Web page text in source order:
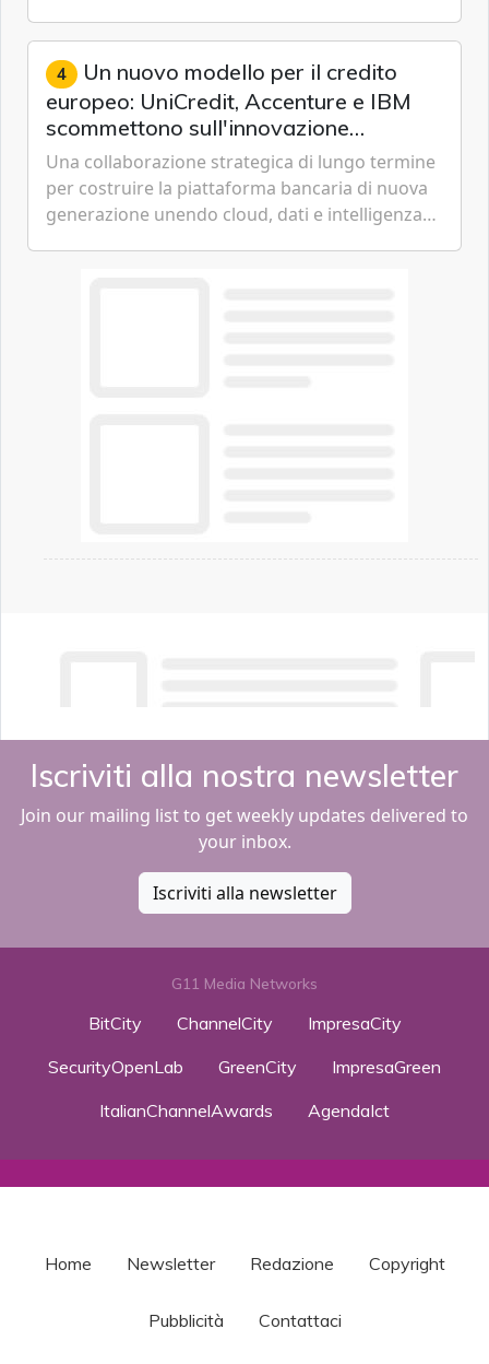
artificiale dell'azienda di Mark Zuckerberg.
4 Un nuovo modello per il credito
europeo: UniCredit, Accenture e IBM
scommettono sull'innovazione
tecnologica
Una collaborazione strategica di lungo termine
per costruire la piattaforma bancaria di nuova
generazione unendo cloud, dati e intelligenza
Iscriviti alla nostra newsletter
Join our mailing list to get weekly updates delivered to
your inbox.
Iscriviti alla newsletter
G11 Media Networks
BitCity ChannelCity
ImpresaCity
SecurityOpenLab
GreenCity
ImpresaGreen
ItalianChannelAwards
AgendaIct
Home Newsletter Redazione Copyright
Pubblicità Contattaci